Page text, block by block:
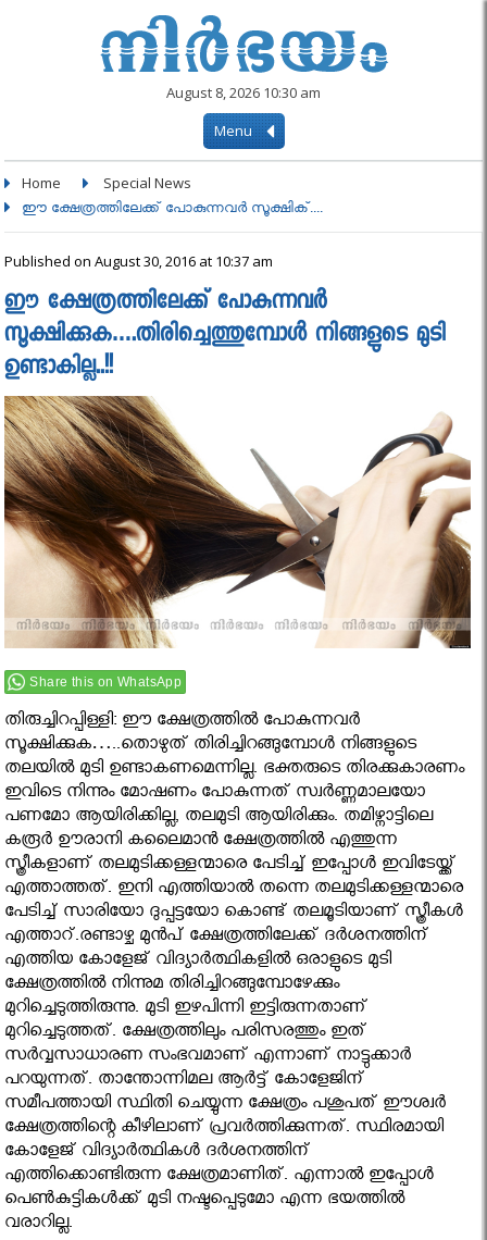
August 8, 2026 10:30 am
Menu
Home Special News
ഈ ക്ഷേത്രത്തിലേക്ക് പോകുന്നവര്‍ സൂക്ഷിക്....
Published on August 30, 2016 at 10:37 am
ഈ ക്ഷേത്രത്തിലേക്ക് പോകുന്നവര്‍
സൂക്ഷിക്കുക….തിരിച്ചെത്തുമ്പോള്‍ നിങ്ങളുടെ മുടി
ഉണ്ടാകില്ല..!!
Share this on WhatsApp
തിരുച്ചിറപ്പിള്ളി: ഈ ക്ഷേത്രത്തില്‍ പോകുന്നവര്‍
സൂക്ഷിക്കുക…..തൊഴുത് തിരിച്ചിറങ്ങുമ്പോള്‍ നിങ്ങളുടെ
തലയില്‍ മുടി ഉണ്ടാകണമെന്നില്ല. ഭക്തരുടെ തിരക്കുകാരണം
ഇവിടെ നിന്നും മോഷണം പോകുന്നത് സ്വര്‍ണ്ണമാലയോ
പണമോ ആയിരിക്കില്ല, തലമുടി ആയിരിക്കും. തമിഴ്നാട്ടിലെ
കരൂര്‍ ഊരാനി കലൈമാന്‍ ക്ഷേത്രത്തില്‍ എത്തുന്ന
സ്ത്രീകളാണ് തലമുടിക്കള്ളന്മാരെ പേടിച്ച് ഇപ്പോള്‍ ഇവിടേയ്ക്ക്
എത്താത്തത്. ഇനി എത്തിയാല്‍ തന്നെ തലമുടിക്കള്ളന്മാരെ
പേടിച്ച് സാരിയോ ദുപ്പട്ടയോ കൊണ്ട് തലമൂടിയാണ് സ്ത്രീകള്‍
എത്താറ്.രണ്ടാഴ്ച മുന്‍പ് ക്ഷേത്രത്തിലേക്ക് ദര്‍ശനത്തിന്
എത്തിയ കോളേജ് വിദ്യാര്‍ത്ഥികളില്‍ ഒരാളുടെ മുടി
ക്ഷേത്രത്തില്‍ നിന്നുമ തിരിച്ചിറങ്ങുമ്പോഴേക്കും
മുറിച്ചെടുത്തിരുന്നു. മുടി ഇഴപിന്നി ഇട്ടിരുന്നതാണ്
മുറിച്ചെടുത്തത്. ക്ഷേത്രത്തിലും പരിസരത്തും ഇത്
സര്‍വ്വസാധാരണ സംഭവമാണ് എന്നാണ് നാട്ടുക്കാര്‍
പറയുന്നത്. താന്തോന്നിമല ആര്‍ട്ട് കോളേജിന്
സമീപത്തായി സ്ഥിതി ചെയ്യുന്ന ക്ഷേത്രം പശുപത് ഈശ്വര്‍
ക്ഷേത്രത്തിന്റെ കീഴിലാണ് പ്രവര്‍ത്തിക്കുന്നത്. സ്ഥിരമായി
കോളേജ് വിദ്യാര്‍ത്ഥികള്‍ ദര്‍ശനത്തിന്
എത്തിക്കൊണ്ടിരുന്ന ക്ഷേത്രമാണിത്. എന്നാല്‍ ഇപ്പോള്‍
പെണ്‍കുട്ടികള്‍ക്ക് മുടി നഷ്ടപ്പെടുമോ എന്ന ഭയത്തില്‍
വരാറില്ല.